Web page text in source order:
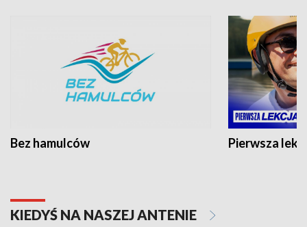
Bez hamulców Pierwsza
KIEDYŚ NA NASZEJ ANTENIE